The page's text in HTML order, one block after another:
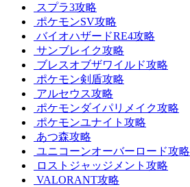
スプラ3攻略
ポケモンSV攻略
バイオハザードRE4攻略
サンブレイク攻略
ブレスオブザワイルド攻略
ポケモン剣盾攻略
アルセウス攻略
ポケモンダイパリメイク攻略
ポケモンユナイト攻略
あつ森攻略
ユニコーンオーバーロード攻略
ロストジャッジメント攻略
VALORANT攻略